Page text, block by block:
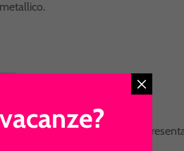
essere perfettamente